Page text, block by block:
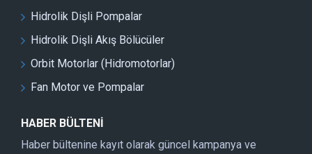
Hidrolik Dişli Pompalar
Hidrolik Dişli Akış Bölücüler
Orbit Motorlar (Hidromotorlar)
Fan Motor ve Pompalar
HABER BÜLTENI
Haber bültenine kayıt olarak güncel kampanya ve